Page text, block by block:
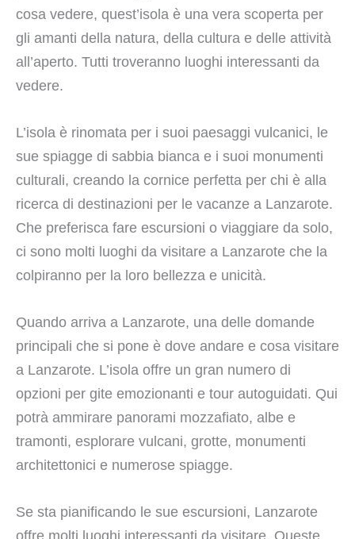
cosa vedere, quest’isola è una vera scoperta per
gli amanti della natura, della cultura e delle attività
all’aperto. Tutti troveranno luoghi interessanti da
vedere.
L’isola è rinomata per i suoi paesaggi vulcanici, le
sue spiagge di sabbia bianca e i suoi monumenti
culturali, creando la cornice perfetta per chi è alla
ricerca di destinazioni per le vacanze a Lanzarote.
Che preferisca fare escursioni o viaggiare da solo,
ci sono molti luoghi da visitare a Lanzarote che la
colpiranno per la loro bellezza e unicità.
Quando arriva a Lanzarote, una delle domande
principali che si pone è dove andare e cosa visitare
a Lanzarote. L’isola offre un gran numero di
opzioni per gite emozionanti e tour autoguidati. Qui
potrà ammirare panorami mozzafiato, albe e
tramonti, esplorare vulcani, grotte, monumenti
architettonici e numerose spiagge.
Se sta pianificando le sue escursioni, Lanzarote
offre molti luoghi interessanti da visitare. Queste